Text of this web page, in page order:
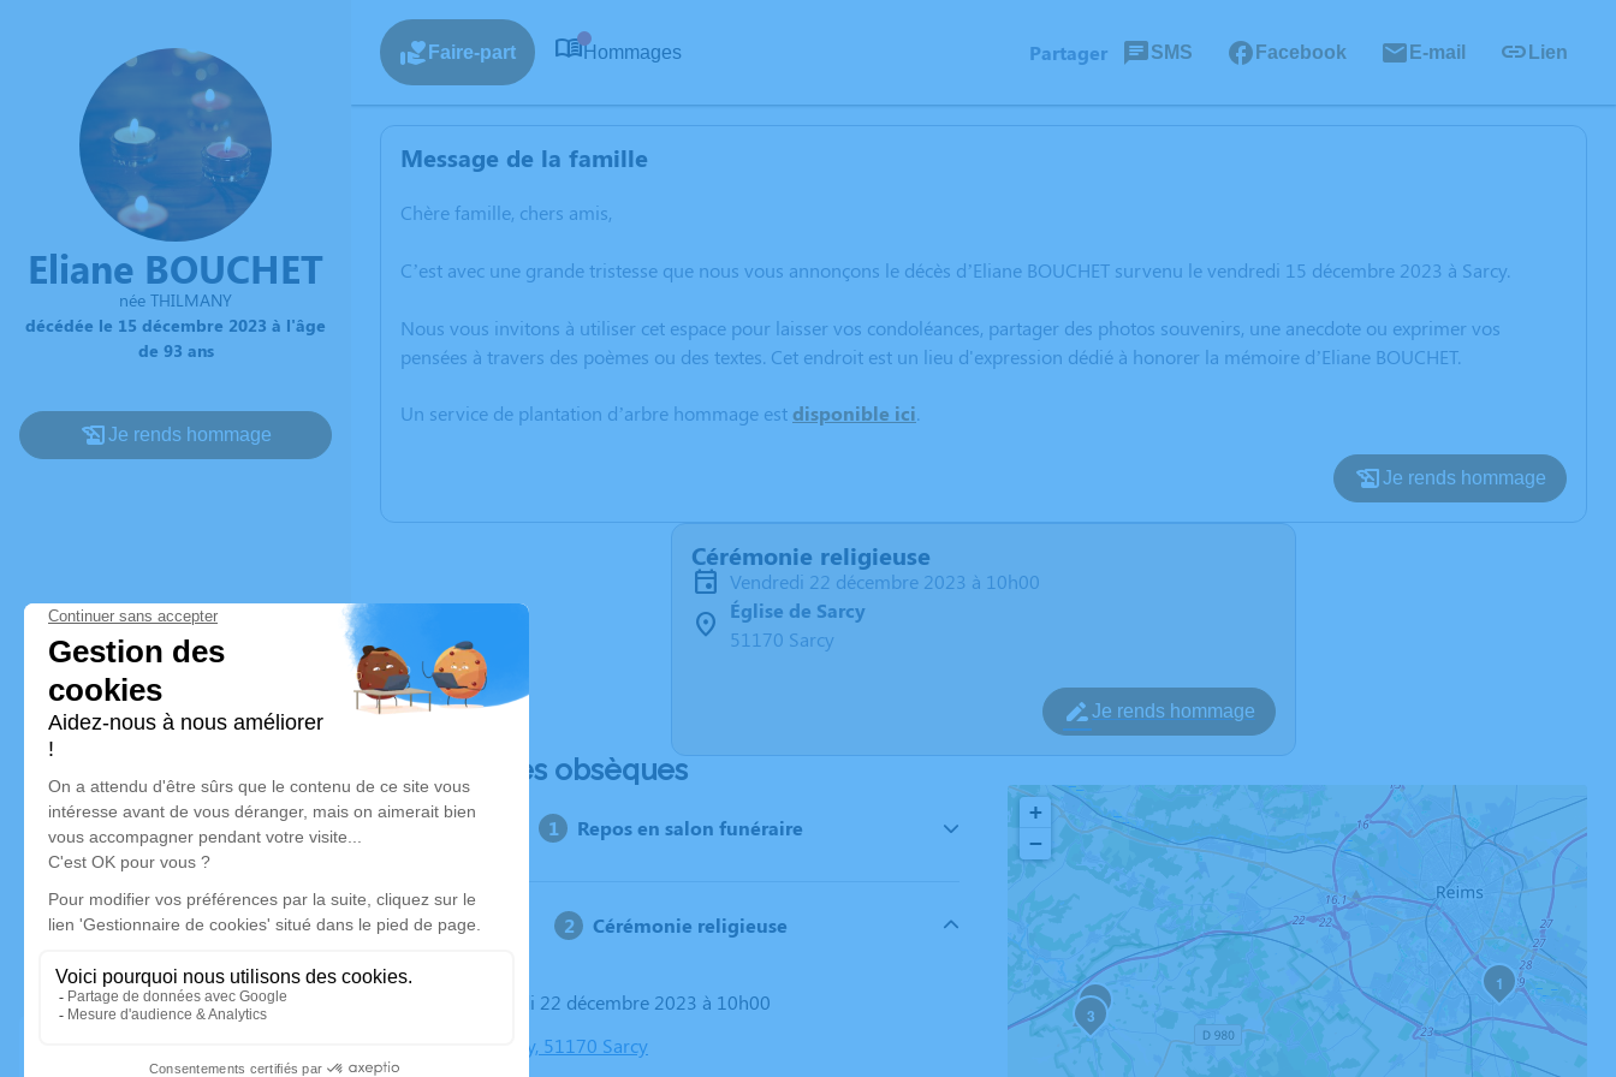
Eliane BOUCHET
née THILMANY
décédée le 15 décembre 2023 à l'âge
de 93 ans
Je rends hommage
Faire-part Hommages Partager SMS Facebook E-mail Lien
Message de la famille
Chère famille, chers amis,
C’est avec une grande tristesse que nous vous annonçons le décès d’Eliane BOUCHET survenu le vendredi 15 décembre 2023 à Sarcy.
Nous vous invitons à utiliser cet espace pour laisser vos condoléances, partager des photos souvenirs, une anecdote ou exprimer vos
pensées à travers des poèmes ou des textes. Cet endroit est un lieu d'expression dédié à honorer la mémoire d’Eliane BOUCHET.
Un service de plantation d’arbre hommage estdisponible ici.
Je rends hommage
Cérémonie religieuse
vendredi 22 décembre 2023 à 10h00
Église de Sarcy
51170 Sarcy
Je rends hommage
Déroulé des obsèques
Repos en salon funéraire
Cérémonie religieuse
Le vendredi 22 décembre 2023 à 10h00
Église Sarcy, 51170 Sarcy
1
2
3
+
−